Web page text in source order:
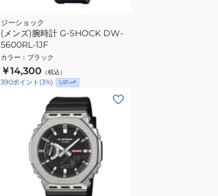
ジーショック
(メンズ)腕時計 G‐SHOCK DW-
5600RL-1JF
カラー ： ブラック
￥14,300 （税込）
390ポイント (3%) UP